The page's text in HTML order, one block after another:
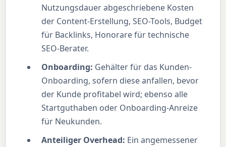
Nutzungsdauer abgeschriebene Kosten
der Content-Erstellung, SEO-Tools, Budget
für Backlinks, Honorare für technische
SEO-Berater.
Onboarding: Gehälter für das Kunden-
Onboarding, sofern diese anfallen, bevor
der Kunde profitabel wird; ebenso alle
Startguthaben oder Onboarding-Anreize
für Neukunden.
Anteiliger Overhead: Ein angemessener